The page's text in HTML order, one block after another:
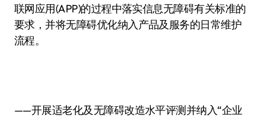
联网应用(APP)的过程中落实信息无障碍有关标准的
要求，并将无障碍优化纳入产品及服务的日常维护
流程。
——开展适老化及无障碍改造水平评测并纳入“企业